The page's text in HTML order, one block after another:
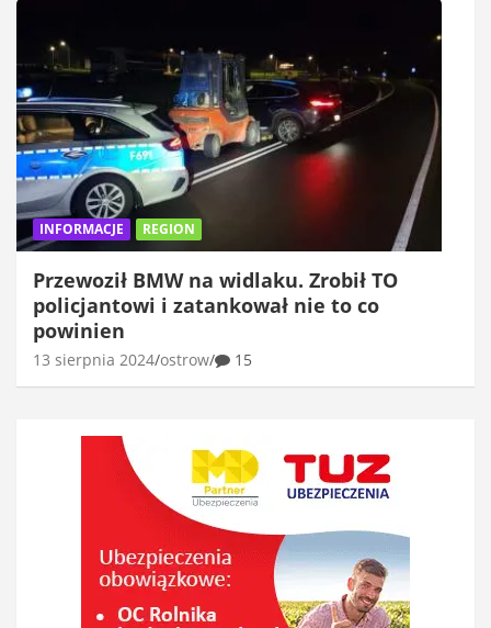
INFORMACJE REGION
Przewoził BMW na widlaku. Zrobił TO
policjantowi i zatankował nie to co
powinien
13 sierpnia 2024 ostrow 15